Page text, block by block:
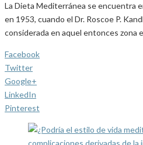
La Dieta Mediterránea se encuentra
en 1953, cuando el Dr. Roscoe P.
considerada en aquel entonces zona
Facebook
Twitter
Google+
LinkedIn
Pinterest